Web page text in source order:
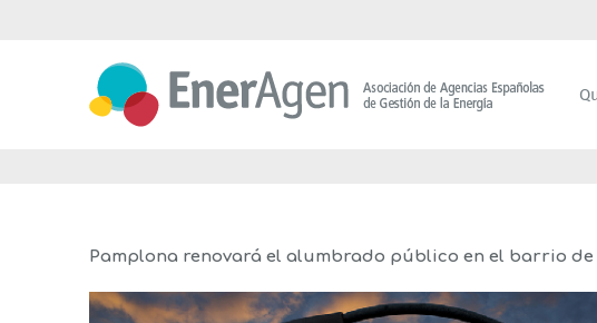
Pamplona renovará el alumbrado público en el barrio